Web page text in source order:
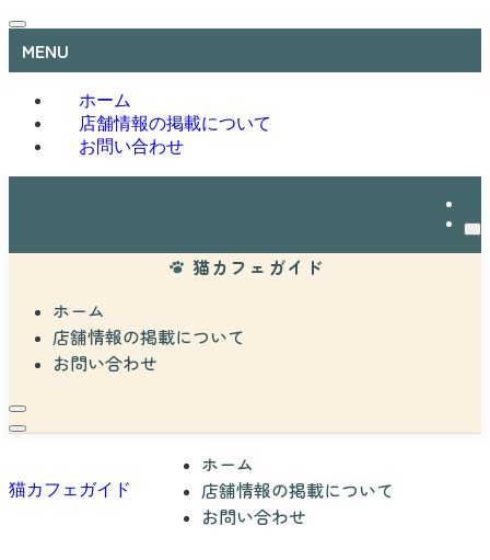
MENU
ホーム
店舗情報の掲載について
お問い合わせ
猫カフェガイド
ホーム
店舗情報の掲載について
お問い合わせ
猫カフェガイド
ホーム
店舗情報の掲載について
お問い合わせ